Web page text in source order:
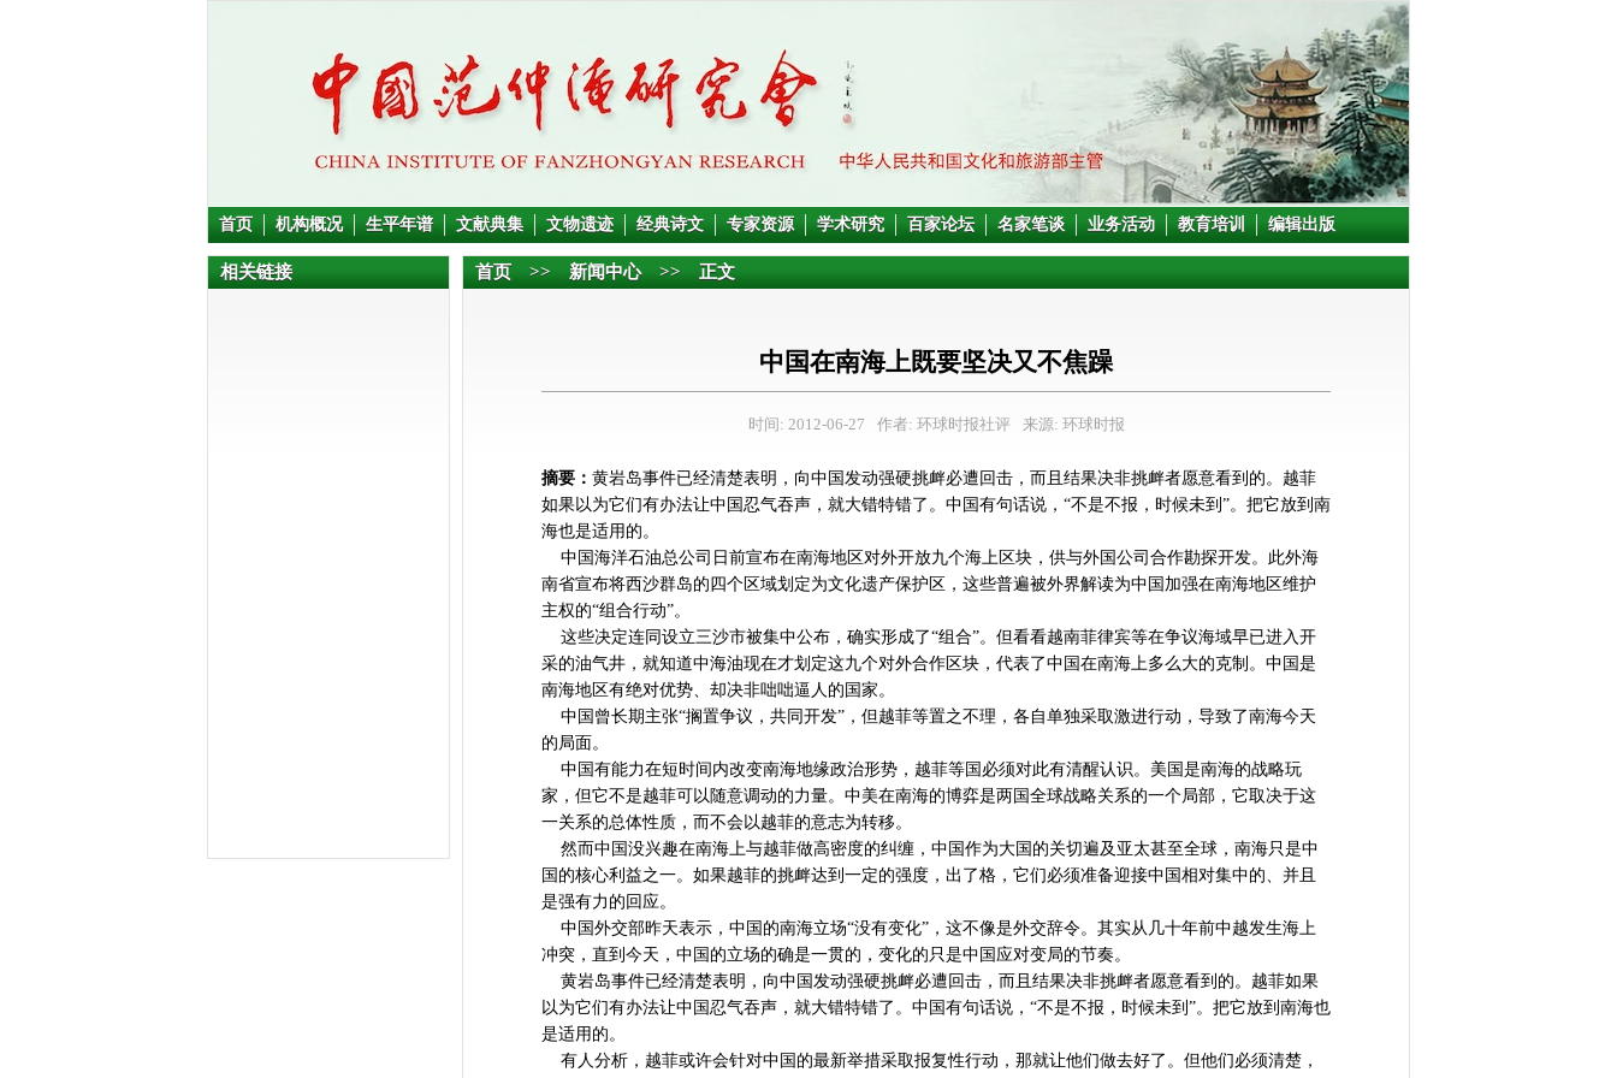
首页 机构概况 生平年谱 文献典集 文物遗迹 经典诗文 专家资源 学术研究 百家论坛 名家笔谈 业务活动 教育培训 编辑出版
相关链接 首页 >> 新闻中心>> 正文
中国在南海上既要坚决又不焦躁
时间: 2012-06-27 作者: 环球时报社评 来源: 环球时报
摘要： 黄岩岛事件已经清楚表明，向中国发动强硬挑衅必遭回击，而且结果决非挑衅者愿意看到的。越菲
如果以为它们有办法让中国忍气吞声，就大错特错了。中国有句话说，“不是不报，时候未到”。把它放到南
海也是适用的。
中国海洋石油总公司日前宣布在南海地区对外开放九个海上区块，供与外国公司合作勘探开发。此外海
南省宣布将西沙群岛的四个区域划定为文化遗产保护区，这些普遍被外界解读为中国加强在南海地区维护
主权的“组合行动”。
这些决定连同设立三沙市被集中公布，确实形成了“组合”。但看看越南菲律宾等在争议海域早已进入开
采的油气井，就知道中海油现在才划定这九个对外合作区块，代表了中国在南海上多么大的克制。中国是
南海地区有绝对优势、却决非咄咄逼人的国家。
中国曾长期主张“搁置争议，共同开发”，但越菲等置之不理，各自单独采取激进行动，导致了南海今天
的局面。
中国有能力在短时间内改变南海地缘政治形势，越菲等国必须对此有清醒认识。美国是南海的战略玩
家，但它不是越菲可以随意调动的力量。中美在南海的博弈是两国全球战略关系的一个局部，它取决于这
一关系的总体性质，而不会以越菲的意志为转移。
然而中国没兴趣在南海上与越菲做高密度的纠缠，中国作为大国的关切遍及亚太甚至全球，南海只是中
国的核心利益之一。如果越菲的挑衅达到一定的强度，出了格，它们必须准备迎接中国相对集中的、并且
是强有力的回应。
中国外交部昨天表示，中国的南海立场“没有变化”，这不像是外交辞令。其实从几十年前中越发生海上
冲突，直到今天，中国的立场的确是一贯的，变化的只是中国应对变局的节奏。
黄岩岛事件已经清楚表明，向中国发动强硬挑衅必遭回击，而且结果决非挑衅者愿意看到的。越菲如果
以为它们有办法让中国忍气吞声，就大错特错了。中国有句话说，“不是不报，时候未到”。把它放到南海也
是适用的。
有人分析，越菲或许会针对中国的最新举措采取报复性行动，那就让他们做去好了。但他们必须清楚，